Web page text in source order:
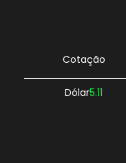
Cotação
Dólar5.11